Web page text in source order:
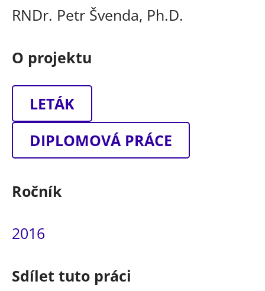
RNDr. Petr Švenda, Ph.D.
O projektu
LETÁK
DIPLOMOVÁ PRÁCE
Ročník
2016
Sdílet tuto práci